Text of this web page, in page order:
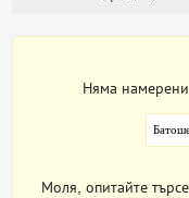
Няма
Моля, опитайте